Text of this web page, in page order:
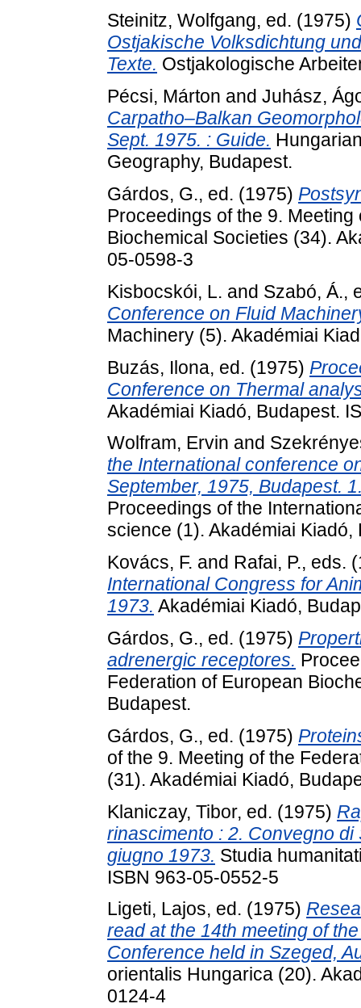
Steinitz, Wolfgang, ed. (1975)
Ostjakische Volksdichtung
Texte. Ostjakologische
Pécsi, Márton and Juhász,
Carpatho–Balkan
Sept. 1975. : Guide.
Geography, Budapest.
Gárdos, G., ed. (1975)
Proceedings of the 9.
Biochemical Societies (34).
05-0598-3
Kisbocskói, L. and Szabó, Á.,
Conference on Fluid
Machinery (5). Akadémiai
Buzás, Ilona, ed. (1975)
Conference on Thermal
Akadémiai Kiadó, Budapest.
Wolfram, Ervin and
the International conference
September, 1975, Budapest.
Proceedings of the
science (1). Akadémiai
Kovács, F. and Rafai, P., eds.
International Congress for
1973. Akadémiai Kiadó,
Gárdos, G., ed. (1975)
adrenergic receptores.
Federation of European
Budapest.
Gárdos, G., ed. (1975)
of the 9. Meeting of the
(31). Akadémiai Kiadó,
Klaniczay, Tibor, ed. (1975)
rinascimento : 2. Convegno
giugno 1973. Studia
ISBN 963-05-0552-5
Ligeti, Lajos, ed. (1975)
read at the 14th meeting of
Conference held in Szeged,
orientalis Hungarica (20).
0124-4